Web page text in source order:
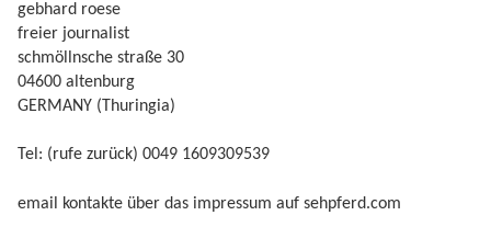
gebhard roese
freier journalist
schmöllnsche straße 30
04600 altenburg
GERMANY (Thuringia)
Tel: (rufe zurück) 0049 1609309539
email kontakte über das impressum auf sehpferd.com